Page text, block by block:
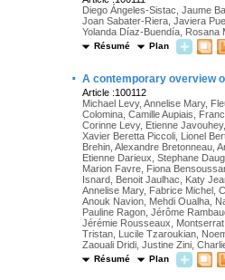
Diego Ángeles-Sistac, Jaume
Joan Sabater-Riera, Javiera
Yolanda Díaz-Buendía, Rosana
Résumé Plan
· A contemporary overview
Article :100112
Michael Levy, Annelise Mary,
Colomina, Camille Aupiais,
Corinne Levy, Etienne
Xavier Beretta Piccoli, Lionel
Brehin, Alexandre Bretonneau,
Etienne Darieux, Stephane
Marion Favre, Fiona
Isnard, Benoit Jaulhac, Katy
Annelise Mary, Fabrice Michel,
Anouk Navion, Mehdi Oualha,
Pauline Ragon, Jérôme
Jérémie Rousseaux,
Tristan, Lucile Tzaroukian,
Zaouali Dridi, Justine Zini,
Résumé Plan